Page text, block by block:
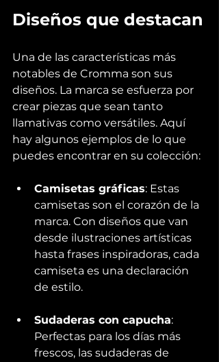
Diseños que destacan
Una de las características más
notables de Cromma son sus
diseños. La marca se esfuerza por
crear piezas que sean tanto
llamativas como versátiles. Aquí
hay algunos ejemplos de lo que
puedes encontrar en su colección:
Camisetas gráficas: Estas
camisetas son el corazón de la
marca. Con diseños que van
desde ilustraciones artísticas
hasta frases inspiradoras, cada
camiseta es una declaración
de estilo.
Sudaderas con capucha:
Perfectas para los días más
frescos, las sudaderas de